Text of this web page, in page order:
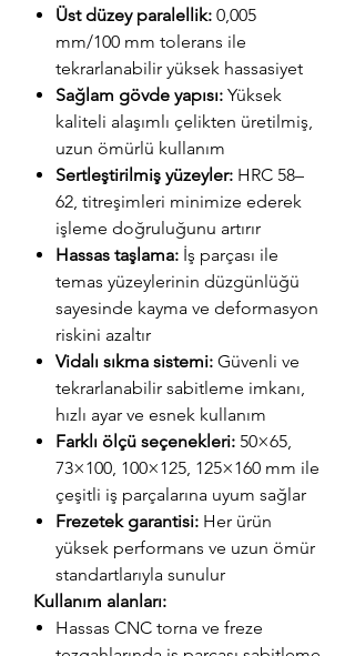
Üst düzey paralellik: 0,005
mm/100 mm tolerans ile
tekrarlanabilir yüksek hassasiyet
Sağlam gövde yapısı: Yüksek
kaliteli alaşımlı çelikten üretilmiş,
uzun ömürlü kullanım
Sertleştirilmiş yüzeyler: HRC 58–
62, titreşimleri minimize ederek
işleme doğruluğunu artırır
Hassas taşlama: İş parçası ile
temas yüzeylerinin düzgünlüğü
sayesinde kayma ve deformasyon
riskini azaltır
Vidalı sıkma sistemi: Güvenli ve
tekrarlanabilir sabitleme imkanı,
hızlı ayar ve esnek kullanım
Farklı ölçü seçenekleri: 50×65,
73×100, 100×125, 125×160 mm ile
çeşitli iş parçalarına uyum sağlar
Frezetek garantisi: Her ürün
yüksek performans ve uzun ömür
standartlarıyla sunulur
Kullanım alanları:
Hassas CNC torna ve freze